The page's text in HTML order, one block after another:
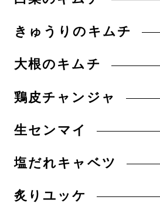
きゅうりのキムチ
大根のキムチ
鶏皮チャンジャ
生センマイ
塩だれキャベツ
炙りユッケ